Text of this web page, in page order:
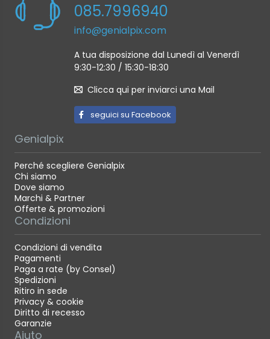
085.7996940
info@genialpix.com
A tua disposizione dal Lunedì al Venerdì
9:30-12:30 / 15:30-18:30
Clicca qui per inviarci una Mail
seguici su Facebook
Genialpix
Perché scegliere Genialpix
Chi siamo
Dove siamo
Marchi & Partner
Offerte & promozioni
Condizioni
Condizioni di vendita
Pagamenti
Paga a rate (by Consel)
Spedizioni
Ritiro in sede
Privacy & cookie
Diritto di recesso
Garanzie
Aiuto